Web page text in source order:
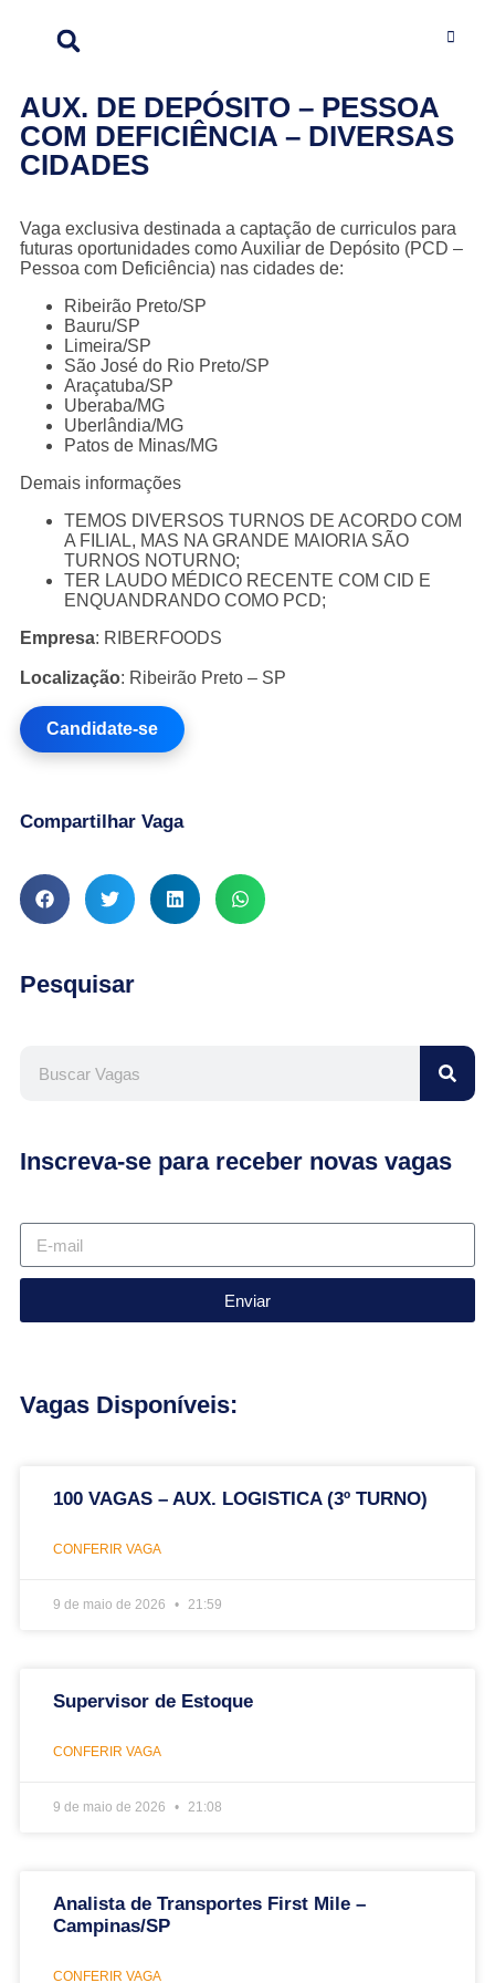
AUX. DE DEPÓSITO – PESSOA
COM DEFICIÊNCIA – DIVERSAS
CIDADES
Vaga exclusiva destinada a captação de curriculos para
futuras oportunidades como Auxiliar de Depósito (PCD –
Pessoa com Deficiência) nas cidades de:
Ribeirão Preto/SP
Bauru/SP
Limeira/SP
São José do Rio Preto/SP
Araçatuba/SP
Uberaba/MG
Uberlândia/MG
Patos de Minas/MG
Demais informações
TEMOS DIVERSOS TURNOS DE ACORDO COM
A FILIAL, MAS NA GRANDE MAIORIA SÃO
TURNOS NOTURNO;
TER LAUDO MÉDICO RECENTE COM CID E
ENQUANDRANDO COMO PCD;
Empresa: RIBERFOODS
Localização: Ribeirão Preto – SP
Candidate-se
Compartilhar Vaga
Pesquisar
Inscreva-se para receber novas vagas
Enviar
Vagas Disponíveis:
100 VAGAS – AUX. LOGISTICA (3º TURNO)
CONFERIR VAGA
9 de maio de 2026 21:59
Supervisor de Estoque
CONFERIR VAGA
9 de maio de 2026 21:08
Analista de Transportes First Mile –
Campinas/SP
CONFERIR VAGA